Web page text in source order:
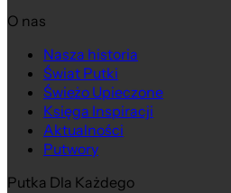
O nas
Nasza historia
Świat Putki
Świeżo Upieczone
Księga Inspiracji
Aktualności
Putwory
Putka Dla Każdego